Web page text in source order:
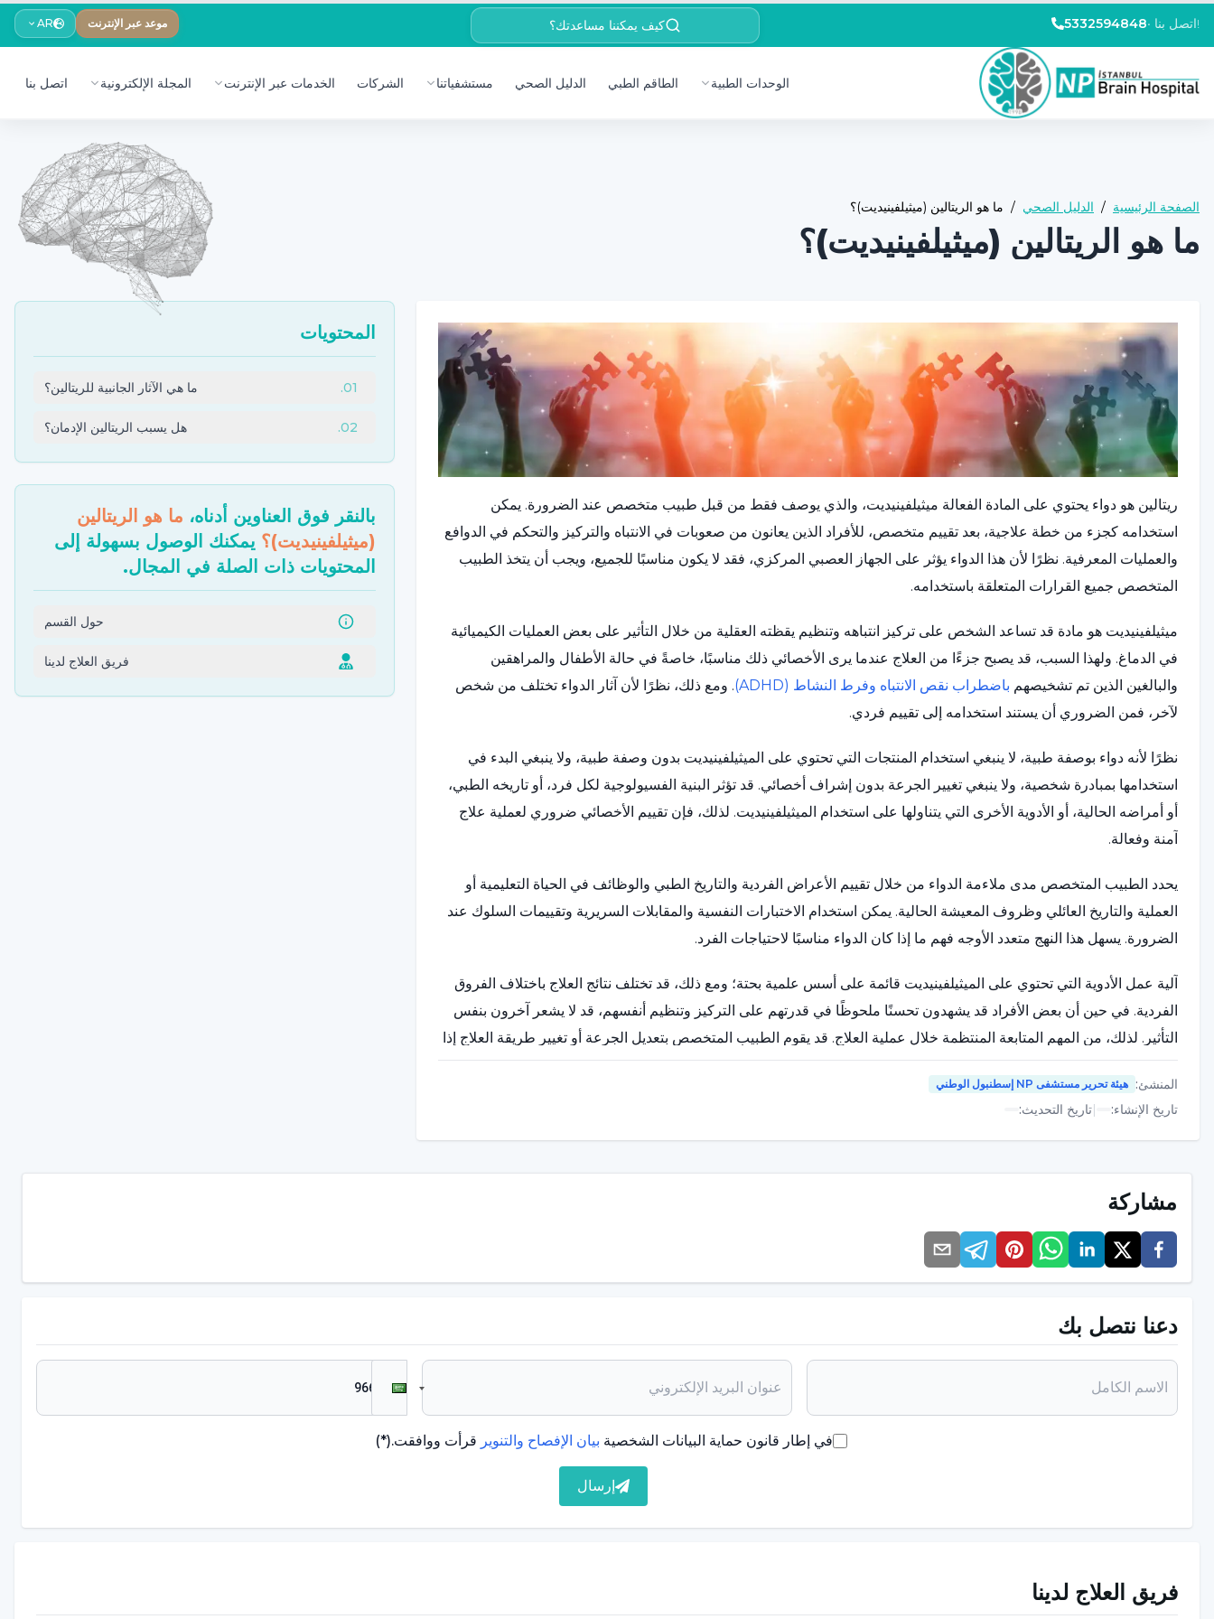
5332594848• اتصل بنا! كيف يمكننا مساعدتك؟ موعد عبر الإنترنت AR
الوحدات الطبية الطاقم الطبي الدليل الصحي مستشفياتنا الشركات الخدمات عبر الإنترنت المجلة الإلكترونية اتصل بنا
الصفحة الرئيسية / الدليل الصحي / ما هو الريتالين (ميثيلفينيديت)؟
ما هو الريتالين (ميثيلفينيديت)؟
ريتالين هو دواء يحتوي على المادة الفعالة ميثيلفينيديت، والذي يوصف فقط من قبل طبيب متخصص عند الضرورة. يمكن
استخدامه كجزء من خطة علاجية، بعد تقييم متخصص، للأفراد الذين يعانون من صعوبات في الانتباه والتركيز والتحكم في الدوافع
والعمليات المعرفية. نظرًا لأن هذا الدواء يؤثر على الجهاز العصبي المركزي، فقد لا يكون مناسبًا للجميع، ويجب أن يتخذ الطبيب
المتخصص جميع القرارات المتعلقة باستخدامه.
ميثيلفينيديت هو مادة قد تساعد الشخص على تركيز انتباهه وتنظيم يقظته العقلية من خلال التأثير على بعض العمليات الكيميائية
في الدماغ. ولهذا السبب، قد يصبح جزءًا من العلاج عندما يرى الأخصائي ذلك مناسبًا، خاصةً في حالة الأطفال والمراهقين
والبالغين الذين تم تشخيصهم باضطراب نقص الانتباه وفرط النشاط (ADHD)
. ومع ذلك، نظرًا لأن آثار الدواء تختلف من شخص
لآخر، فمن الضروري أن يستند استخدامه إلى تقييم فردي.
نظرًا لأنه دواء بوصفة طبية، لا ينبغي استخدام المنتجات التي تحتوي على الميثيلفينيديت بدون وصفة طبية، ولا ينبغي البدء في
استخدامها بمبادرة شخصية، ولا ينبغي تغيير الجرعة بدون إشراف أخصائي. قد تؤثر البنية الفسيولوجية لكل فرد، أو تاريخه الطبي،
أو أمراضه الحالية، أو الأدوية الأخرى التي يتناولها على استخدام الميثيلفينيديت. لذلك، فإن تقييم الأخصائي ضروري لعملية علاج
آمنة وفعالة.
يحدد الطبيب المتخصص مدى ملاءمة الدواء من خلال تقييم الأعراض الفردية والتاريخ الطبي والوظائف في الحياة التعليمية أو
العملية والتاريخ العائلي وظروف المعيشة الحالية. يمكن استخدام الاختبارات النفسية والمقابلات السريرية وتقييمات السلوك عند
الضرورة. يسهل هذا النهج متعدد الأوجه فهم ما إذا كان الدواء مناسبًا لاحتياجات الفرد.
آلية عمل الأدوية التي تحتوي على الميثيلفينيديت قائمة على أسس علمية بحتة؛ ومع ذلك، قد تختلف نتائج العلاج باختلاف الفروق
الفردية. في حين أن بعض الأفراد قد يشهدون تحسنًا ملحوظًا في قدرتهم على التركيز وتنظيم أنفسهم، قد لا يشعر آخرون بنفس
التأثير. لذلك، من المهم المتابعة المنتظمة خلال عملية العلاج. قد يقوم الطبيب المتخصص بتعديل الجرعة أو تغيير طريقة العلاج إذا
لزم الأمر.
ريتالين ليس حلاً قائماً بذاته؛ إنه عنصر علاجي يجب أخذه في الاعتبار بالاقتران مع الدعم التعليمي وأساليب العلاج النفسي
والاستراتيجيات السلوكية وتعديلات نمط الحياة عند الضرورة. خاصة في حالات مثل اضطراب نقص الانتباه وفرط النشاط
يمكن أن يساهم النوم والتغذية ومهارات التخطيط وتعديلات البيئة في هذه العملية.
ما هي الآثار الجانبية للريتالين؟
قد تسبب الأدوية التي تحتوي على ميثيلفينيديت، مثل جميع الأدوية، آثارًا جانبية لدى بعض الأفراد. تختلف شدة الآثار الجانبية ومدتها
وتكرارها من شخص لآخر. لذلك، من المهم أن يتم مراقبة جميع التغييرات التي تحدث أثناء عملية العلاج من قبل طبيب متخصص.
تشمل الآثار الجانبية الأكثر شيوعًا ما يلي:
قد تحدث تغيرات طفيفة في ضغط الدم.
المنشئ: هيئة تحرير مستشفى NP إسطنبول الوطني
تاريخ الإنشاء:
|تاريخ التحديث:
المحتويات
01
. ما هي الآثار الجانبية للريتالين؟
02
. هل يسبب الريتالين الإدمان؟
بالنقر فوق العناوين أدناه، ما هو الريتالين
(ميثيلفينيديت)؟ يمكنك الوصول بسهولة إلى
المحتويات ذات الصلة في المجال.
حول القسم
فريق العلاج لدينا
مشاركة
دعنا نتصل بك
في إطار قانون حماية البيانات الشخصية بيان الإفصاح والتنوير قرأت ووافقت.(*)
إرسال
فريق العلاج لدينا